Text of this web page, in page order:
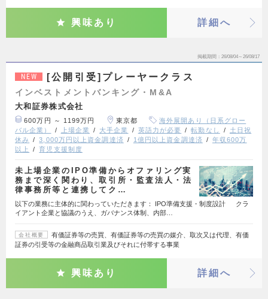
興味あり 詳細へ
掲載期間 26/08/04～26/08/17
NEW [公開引受]プレーヤークラス
インベストメントバンキング・M&A
大和証券株式会社
600万円 ～ 1199万円 東京都
海外展開あり（日系グロー
バル企業）
上場企業 大手企業 英語力が必要 転勤なし
土日祝
休み
3,000万円以上資金調達済 1億円以上資金調達済
年収600万
以上
育児支援制度
未上場企業のIPO準備からオファリング実
務まで深く関わり、取引所・監査法人・法
律事務所等と連携してク…
以下の業務に主体的に関わっていただきます： IPO準備支援・制度設計 クラ
イアント企業と協議のうえ、ガバナンス体制、内部…
会社概要
有価証券等の売買、有価証券等の売買の媒介、取次又は代理、有価
証券の引受等の金融商品取引業及びそれに付帯する事業
興味あり 詳細へ